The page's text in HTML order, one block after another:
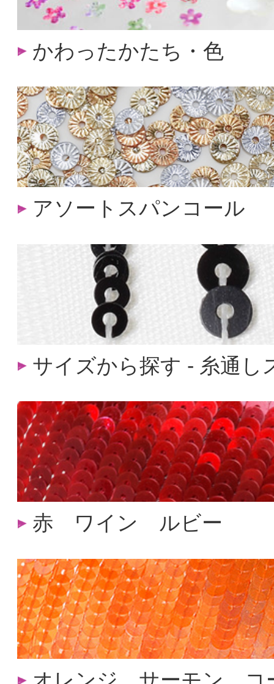
かわったかたち・色
アソートスパンコール
サイズから探す - 糸通し
赤 ワイン ルビー